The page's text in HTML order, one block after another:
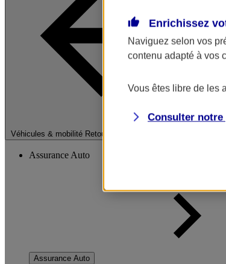
Véhicules & mobilité Retour à la section précédente
Assurance Auto
Assurance Auto
Enrichissez
Naviguez selon vos
contenu adapté à vos
Vous êtes libre de les
Consulter